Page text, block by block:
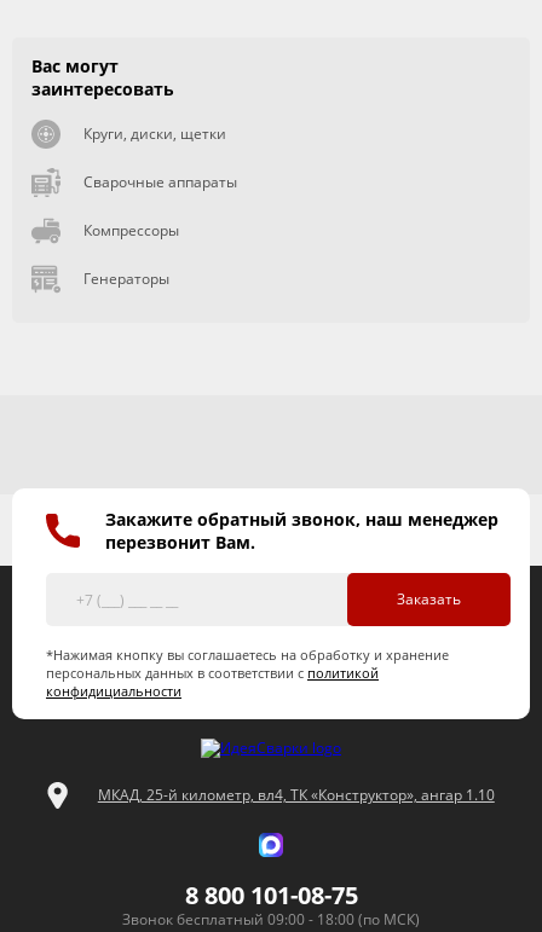
Вас могут
заинтересовать
Круги, диски, щетки
Сварочные аппараты
Компрессоры
Генераторы
Закажите обратный звонок, наш менеджер
перезвонит Вам.
Заказать
*Нажимая кнопку вы соглашаетесь на обработку и хранение
персональных данных в соответствии с политикой
конфидициальности
МКАД, 25-й километр, вл4, ТК «Конструктор», ангар 1.10
8 800 101-08-75
Звонок бесплатный 09:00 - 18:00 (по МСК)